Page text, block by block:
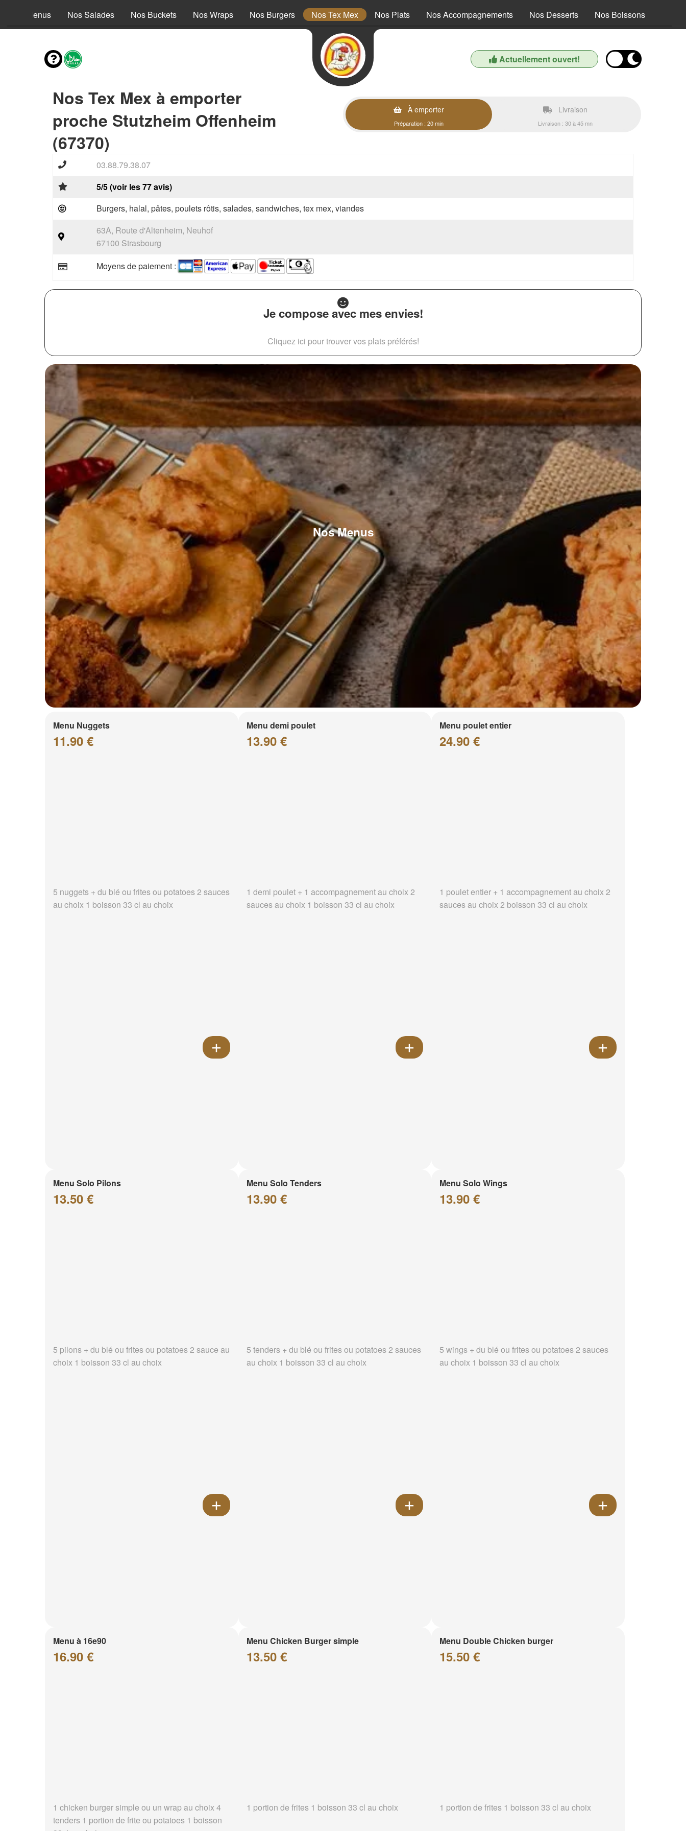
Nos Menus Nos Salades Nos Buckets Nos Wraps Nos Burgers Nos Tex Mex Nos Plats Nos Accompagnements Nos Desserts Nos Boissons
Actuellement ouvert!
Nos Tex Mex à emporter
proche Stutzheim Offenheim
(67370)
À emporter
Préparation : 20 min
Livraison
Livraison : 30 à 45 mn
03.88.79.38.07
5/5 (voir les 77 avis)
Burgers, halal, pâtes, poulets rôtis, salades, sandwiches, tex mex, viandes
63A, Route d'Altenheim, Neuhof
67100 Strasbourg
Moyens de paiement :
Je compose avec mes envies!
Cliquez ici pour trouver vos plats préférés!
Nos Menus
Menu Nuggets
11.90 €
5 nuggets + du blé ou frites ou potatoes 2 sauces
au choix 1 boisson 33 cl au choix
Menu demi poulet
13.90 €
1 demi poulet + 1 accompagnement au choix 2
sauces au choix 1 boisson 33 cl au choix
Menu poulet entier
24.90 €
1 poulet entier + 1 accompagnement au choix 2
sauces au choix 2 boisson 33 cl au choix
Menu Solo Pilons
13.50 €
5 pilons + du blé ou frites ou potatoes 2 sauce au
choix 1 boisson 33 cl au choix
Menu Solo Tenders
13.90 €
5 tenders + du blé ou frites ou potatoes 2 sauces
au choix 1 boisson 33 cl au choix
Menu Solo Wings
13.90 €
5 wings + du blé ou frites ou potatoes 2 sauces
au choix 1 boisson 33 cl au choix
Menu à 16e90
16.90 €
1 chicken burger simple ou un wrap au choix 4
tenders 1 portion de frite ou potatoes 1 boisson
Menu Chicken Burger simple
13.50 €
1 portion de frites 1 boisson 33 cl au choix
Menu Double Chicken burger
15.50 €
1 portion de frites 1 boisson 33 cl au choix